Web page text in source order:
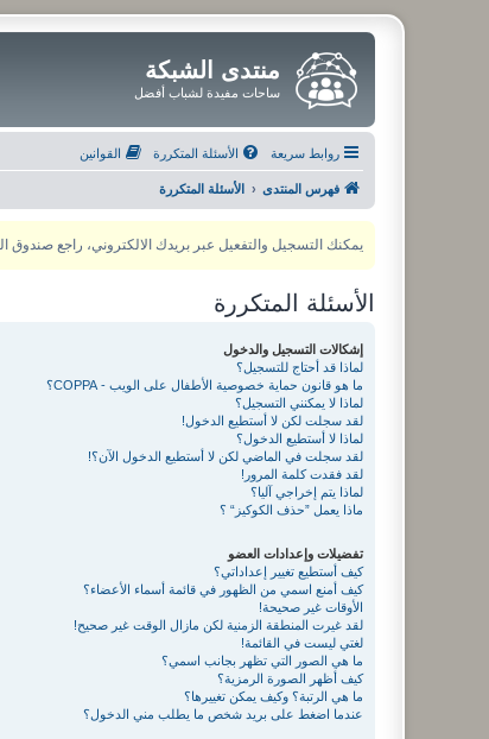
منتدى الشبكة
ساحات مفيدة لشباب أفضل
روابط سريعة الأسئلة المتكررة القوانين
فهرس المنتدى الأسئلة المتكررة
يمكنك التسجيل والتفعيل عبر بريدك الالكتروني، راجع صندوق الـJunk، ولأي مشكلة يمكنك التواصل مع مدير المنتدى عبر أي من وسائل التواصل الاجتماعي
الأسئلة المتكررة
إشكالات التسجيل والدخول
لماذا قد أحتاج للتسجيل؟
ما هو قانون حماية خصوصية الأطفال على الويب - COPPA؟
لماذا لا يمكنني التسجيل؟
لقد سجلت لكن لا أستطيع الدخول!
لماذا لا أستطيع الدخول؟
لقد سجلت في الماضي لكن لا أستطيع الدخول الآن؟!
لقد فقدت كلمة المرور!
لماذا يتم إخراجي آليا؟
ماذا يعمل ”حذف الكوكيز“ ؟
تفضيلات وإعدادات العضو
كيف أستطيع تغيير إعداداتي؟
كيف أمنع اسمي من الظهور في قائمة أسماء الأعضاء؟
الأوقات غير صحيحة!
لقد غيرت المنطقة الزمنية لكن مازال الوقت غير صحيح!
لغتي ليست في القائمة!
ما هي الصور التي تظهر بجانب اسمي؟
كيف أظهر الصورة الرمزية؟
ما هي الرتبة؟ وكيف يمكن تغييرها؟
عندما اضغط على بريد شخص ما يطلب مني الدخول؟